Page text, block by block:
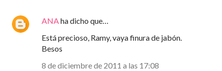
ANAha dicho que…
Está precioso, Ramy, vaya finura de jabón.
Besos
8 de diciembre de 2011 a las 17:08